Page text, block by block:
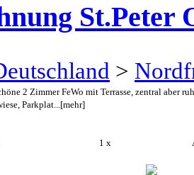
St.Peter
>
2 Zimmer FeWo mit Terrasse, zentral aber
Parkplat... [mehr]
1 x